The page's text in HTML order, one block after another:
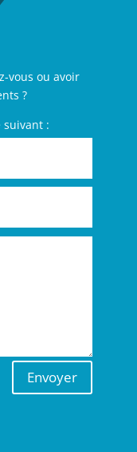
vous ou avoir
?
suivant :
Envoyer